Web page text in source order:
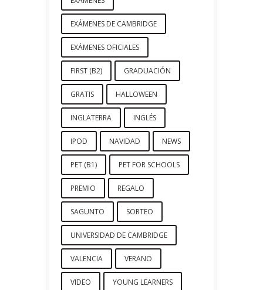
EXÁMENES DE CAMBRIDGE
EXÁMENES OFICIALES
FIRST (B2) GRADUACIÓN
GRATIS HALLOWEEN
INGLATERRA INGLÉS
IPOD NAVIDAD NEWS
PET (B1) PET FOR SCHOOLS
PREMIO REGALO
SAGUNTO SORTEO
UNIVERSIDAD DE CAMBRIDGE
VALENCIA VERANO
VIDEO YOUNG LEARNERS